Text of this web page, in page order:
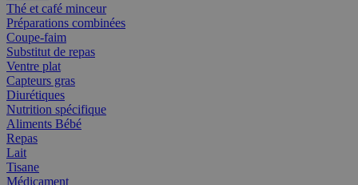
Thé et café minceur
Préparations combinées
Coupe-faim
Substitut de repas
Ventre plat
Capteurs gras
Diurétiques
Nutrition spécifique
Aliments Bébé
Repas
Lait
Tisane
Médicament